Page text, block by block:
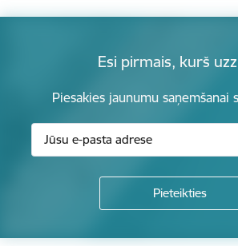
Esi pirmais, kurš
Piesakies jaunumu saņemšanai